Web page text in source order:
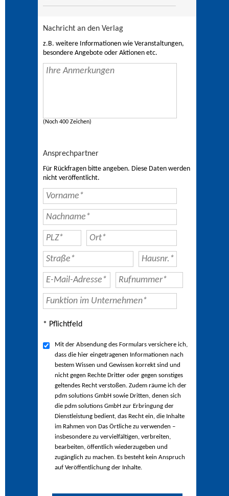
Nachricht an den Verlag
z.B. weitere Informationen wie Veranstaltungen,
besondere Angebote oder Aktionen etc.
(Noch 400 Zeichen)
Ansprechpartner
Für Rückfragen bitte angeben. Diese Daten werden
nicht veröffentlicht.
* Pflichtfeld
Mit der Absendung des Formulars versichere ich,
dass die hier eingetragenen Informationen nach
bestem Wissen und Gewissen korrekt sind und
nicht gegen Rechte Dritter oder gegen sonstiges
geltendes Recht verstoßen. Zudem räume ich der
pdm solutions GmbH sowie Dritten, denen sich
die pdm solutions GmbH zur Erbringung der
Dienstleistung bedient, das Recht ein, die Inhalte
im Rahmen von Das Örtliche zu verwenden –
insbesondere zu vervielfältigen, verbreiten,
bearbeiten, öffentlich wiederzugeben und
zugänglich zu machen. Es besteht kein Anspruch
auf Veröffentlichung der Inhalte.